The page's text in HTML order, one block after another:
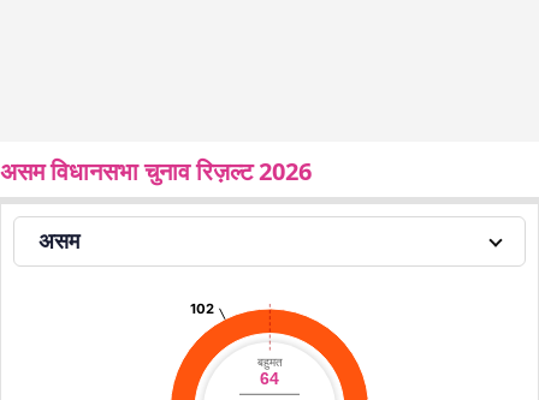
असम विधानसभा चुनाव रिज़ल्ट 2026